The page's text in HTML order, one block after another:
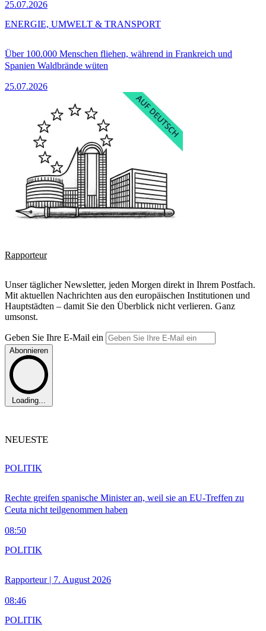
25.07.2026
Über 100.000 Menschen fliehen, während in Frankreich und
Spanien Waldbrände wüten
25.07.2026
ENERGIE, UMWELT & TRANSPORT
Rapporteur
Unser täglicher Newsletter, jeden Morgen direkt in Ihrem Postfach.
Mit aktuellen Nachrichten aus den europäischen Institutionen und
Hauptstädten – damit Sie den Überblick nicht verlieren. Ganz
umsonst.
Geben Sie Ihre E-Mail ein
Abonnieren
Loading...
NEUESTE
Rechte greifen spanische Minister an, weil sie an EU-Treffen zu
Ceuta nicht teilgenommen haben
08:50
POLITIK
Rapporteur | 7. August 2026
08:46
POLITIK
POLITIK